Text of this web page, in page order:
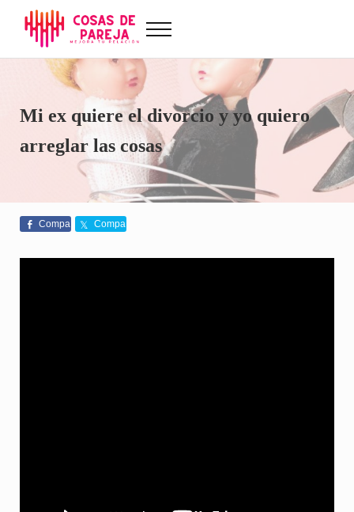
Saltar al contenido principal
Skip to after header navigation
Skip to site footer
Cosas de Pareja
Problemas de pareja, sexualidad, tests de amor...
Menu
Mi ex quiere el divorcio y yo quiero
arreglar las cosas
Compa
Compa